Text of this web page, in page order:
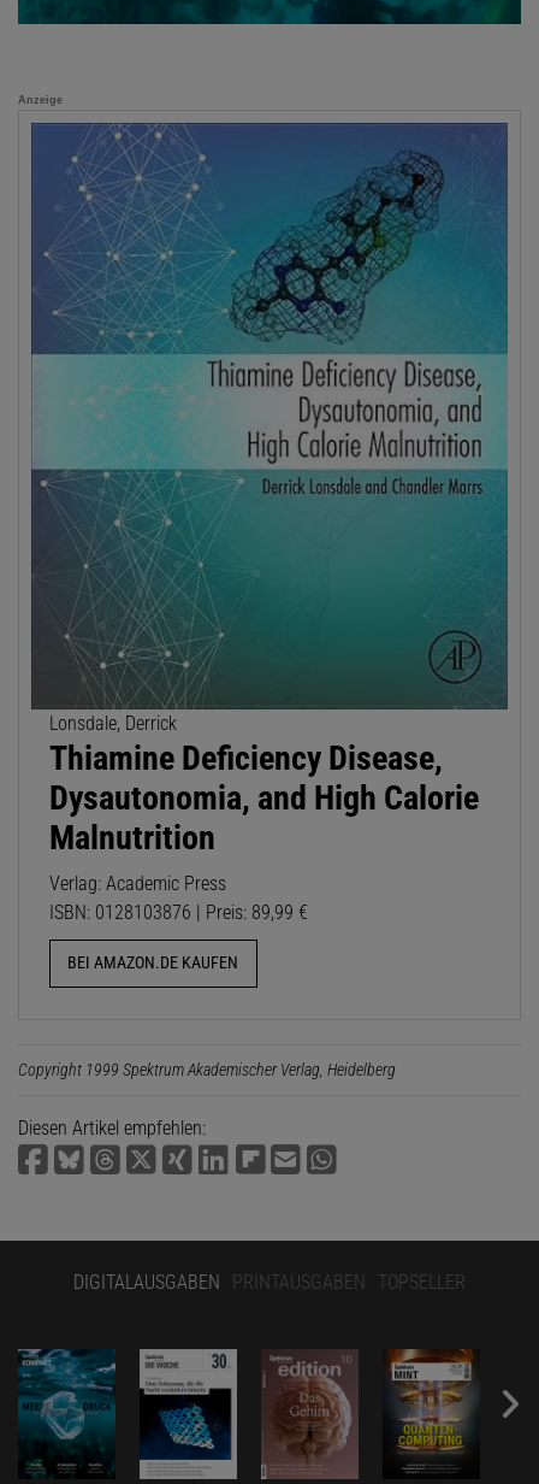
Anzeige
Lonsdale, Derrick
Thiamine Deficiency Disease,
Dysautonomia, and High Calorie
Malnutrition
Verlag: Academic Press
ISBN: 0128103876 | Preis: 89,99 €
BEI AMAZON.DE KAUFEN
Copyright 1999 Spektrum Akademischer Verlag, Heidelberg
Diesen Artikel empfehlen:
DIGITALAUSGABEN PRINTAUSGABEN TOPSELLER